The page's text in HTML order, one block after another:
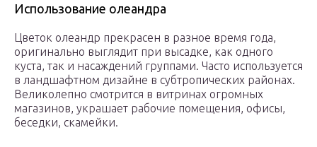
Использование олеандра
Цветок олеандр прекрасен в разное время года,
оригинально выглядит при высадке, как одного
куста, так и насаждений группами. Часто используется
в ландшафтном дизайне в субтропических районах.
Великолепно смотрится в витринах огромных
магазинов, украшает рабочие помещения, офисы,
беседки, скамейки.